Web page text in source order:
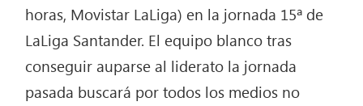
horas, Movistar LaLiga) en la jornada 15ª de
LaLiga Santander. El equipo blanco tras
conseguir auparse al liderato la jornada
pasada buscará por todos los medios no